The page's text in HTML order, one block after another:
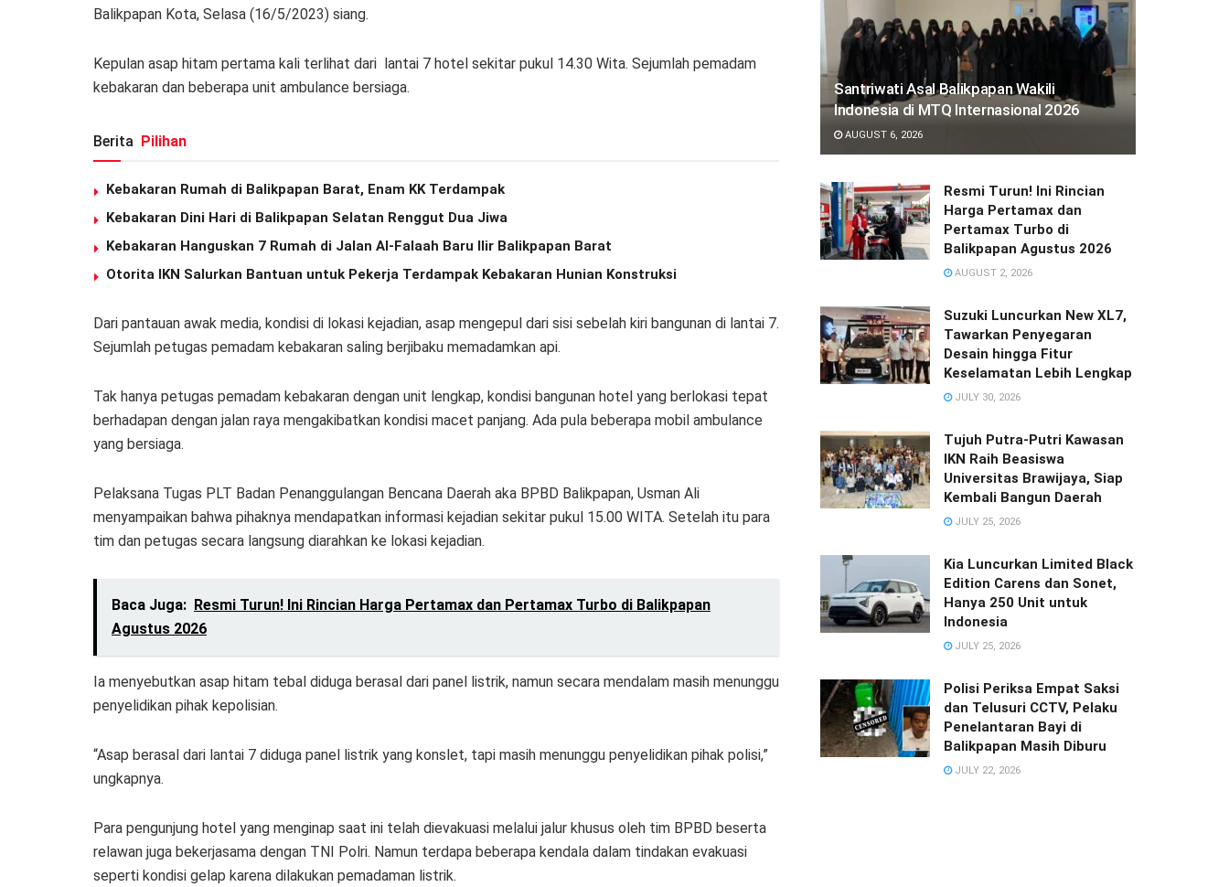
Balikpapan Kota, Selasa (16/5/2023) siang.
Kepulan asap hitam pertama kali terlihat dari lantai 7 hotel sekitar pukul 14.30 Wita. Sejumlah pemadam
kebakaran dan beberapa unit ambulance bersiaga.
Berita Pilihan
Kebakaran Rumah di Balikpapan Barat, Enam KK Terdampak
Kebakaran Dini Hari di Balikpapan Selatan Renggut Dua Jiwa
Kebakaran Hanguskan 7 Rumah di Jalan Al-Falaah Baru Ilir Balikpapan Barat
Otorita IKN Salurkan Bantuan untuk Pekerja Terdampak Kebakaran Hunian Konstruksi
Dari pantauan awak media, kondisi di lokasi kejadian, asap mengepul dari sisi sebelah kiri bangunan di lantai 7.
Sejumlah petugas pemadam kebakaran saling berjibaku memadamkan api.
Tak hanya petugas pemadam kebakaran dengan unit lengkap, kondisi bangunan hotel yang berlokasi tepat
berhadapan dengan jalan raya mengakibatkan kondisi macet panjang. Ada pula beberapa mobil ambulance
yang bersiaga.
Pelaksana Tugas PLT Badan Penanggulangan Bencana Daerah aka BPBD Balikpapan, Usman Ali
menyampaikan bahwa pihaknya mendapatkan informasi kejadian sekitar pukul 15.00 WITA. Setelah itu para
tim dan petugas secara langsung diarahkan ke lokasi kejadian.
Baca Juga: Resmi Turun! Ini Rincian Harga Pertamax dan Pertamax Turbo di Balikpapan
Agustus 2026
Ia menyebutkan asap hitam tebal diduga berasal dari panel listrik, namun secara mendalam masih menunggu
penyelidikan pihak kepolisian.
“Asap berasal dari lantai 7 diduga panel listrik yang konslet, tapi masih menunggu penyelidikan pihak polisi,”
ungkapnya.
Para pengunjung hotel yang menginap saat ini telah dievakuasi melalui jalur khusus oleh tim BPBD beserta
relawan juga bekerjasama dengan TNI Polri. Namun terdapa beberapa kendala dalam tindakan evakuasi
seperti kondisi gelap karena dilakukan pemadaman listrik.
Santriwati Asal Balikpapan Wakili
Indonesia di MTQ Internasional 2026
AUGUST 6, 2026
Resmi Turun! Ini Rincian
Harga Pertamax dan
Pertamax Turbo di
Balikpapan Agustus 2026
AUGUST 2, 2026
Suzuki Luncurkan New XL7,
Tawarkan Penyegaran
Desain hingga Fitur
Keselamatan Lebih Lengkap
JULY 30, 2026
Tujuh Putra-Putri Kawasan
IKN Raih Beasiswa
Universitas Brawijaya, Siap
Kembali Bangun Daerah
JULY 25, 2026
Kia Luncurkan Limited Black
Edition Carens dan Sonet,
Hanya 250 Unit untuk
Indonesia
JULY 25, 2026
Polisi Periksa Empat Saksi
dan Telusuri CCTV, Pelaku
Penelantaran Bayi di
Balikpapan Masih Diburu
JULY 22, 2026